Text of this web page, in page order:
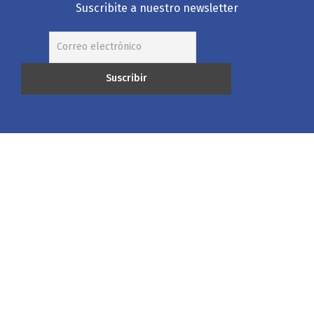
Suscribite a nuestro newsletter